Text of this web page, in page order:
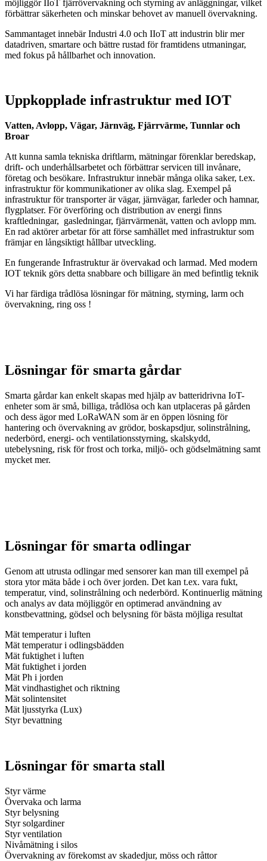
möjliggör IIoT fjärrövervakning och styrning av anläggningar, vilket
förbättrar säkerheten och minskar behovet av manuell övervakning.
Sammantaget innebär Industri 4.0 och IIoT att industrin blir mer
datadriven, smartare och bättre rustad för framtidens utmaningar,
med fokus på hållbarhet och innovation.
Uppkopplade infrastruktur med IOT
Vatten, Avlopp, Vägar, Järnväg, Fjärrvärme, Tunnlar och
Broar
Att kunna samla tekniska driftlarm, mätningar förenklar beredskap,
drift- och underhållsarbetet och förbättrar servicen till invånare,
företag och besökare. Infrastruktur innebär många olika saker, t.ex.
infrastruktur för kommunikationer av olika slag. Exempel på
infrastruktur för transporter är vägar, järnvägar, farleder och hamnar,
flygplatser. För överföring och distribution av energi finns
kraftledningar, gasledningar, fjärrvärmenät, vatten och avlopp mm.
En rad aktörer arbetar för att förse samhället med infrastruktur som
främjar en långsiktigt hållbar utveckling.
En fungerande Infrastruktur är övervakad och larmad. Med modern
IOT teknik görs detta snabbare och billigare än med befintlig teknik
Vi har färdiga trådlösa lösningar för mätning, styrning, larm och
övervakning, ring oss !
Lösningar för smarta gårdar
Smarta gårdar kan enkelt skapas med hjälp av batteridrivna IoT-
enheter som är små, billiga, trådlösa och kan utplaceras på gården
och dess ägor med LoRaWAN som är en öppen lösning för
hantering och övervakning av grödor, boskapsdjur, solinstrålning,
nederbörd, energi- och ventilationsstyrning, skalskydd,
utebelysning, risk för frost och torka, miljö- och gödselmätning samt
mycket mer.
Lösningar för smarta odlingar
Genom att utrusta odlingar med sensorer kan man till exempel på
stora ytor mäta både i och över jorden. Det kan t.ex. vara fukt,
temperatur, vind, solinstrålning och nederbörd. Kontinuerlig mätning
och analys av data möjliggör en optimerad användning av
konstbevattning, gödsel och belysning för bästa möjliga resultat
Mät temperatur i luften
Mät temperatur i odlingsbädden
Mät fuktighet i luften
Mät fuktighet i jorden
Mät Ph i jorden
Mät vindhastighet och riktning
Mät solintensitet
Mät ljusstyrka (Lux)
Styr bevattning
Lösningar för smarta stall
Styr värme
Övervaka och larma
Styr belysning
Styr solgardiner
Styr ventilation
Nivåmätning i silos
Övervakning av förekomst av skadedjur, möss och råttor